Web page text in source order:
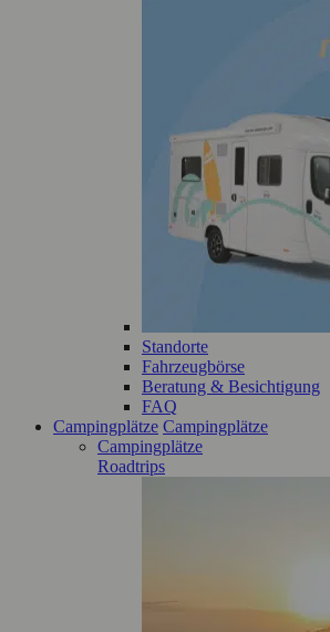
Standorte
Fahrzeugbörse
Beratung & Besichtigung
FAQ
Campingplätze Campingplätze
Campingplätze
Roadtrips